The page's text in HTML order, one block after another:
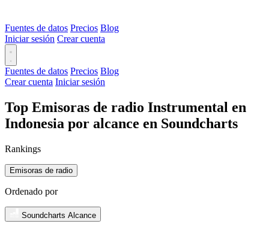
Fuentes de datos Precios Blog
Iniciar sesión Crear cuenta
Fuentes de datos Precios Blog
Crear cuenta Iniciar sesión
Top Emisoras de radio Instrumental en
Indonesia por alcance en Soundcharts
Rankings
Emisoras de radio
Ordenado por
Soundcharts Alcance